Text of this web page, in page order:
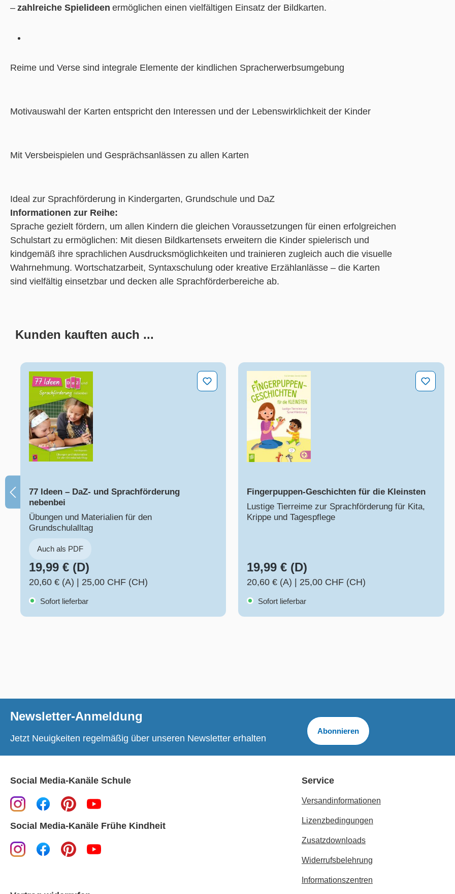
– zahlreiche Spielideen ermöglichen einen vielfältigen Einsatz der Bildkarten.
Reime und Verse sind integrale Elemente der kindlichen Spracherwerbsumgebung
Motivauswahl der Karten entspricht den Interessen und der Lebenswirklichkeit der Kinder
Mit Versbeispielen und Gesprächsanlässen zu allen Karten
Ideal zur Sprachförderung in Kindergarten, Grundschule und DaZ
Informationen zur Reihe:
Sprache gezielt fördern, um allen Kindern die gleichen Voraussetzungen für einen erfolgreichen
Schulstart zu ermöglichen: Mit diesen Bildkartensets erweitern die Kinder spielerisch und
kindgemäß ihre sprachlichen Ausdrucksmöglichkeiten und trainieren zugleich auch die visuelle
Wahrnehmung. Wortschatzarbeit, Syntaxschulung oder kreative Erzählanlässe – die Karten
sind vielfältig einsetzbar und decken alle Sprachförderbereiche ab.
Kunden kauften auch ...
77 Ideen – DaZ- und Sprachförderung nebenbei
77 Ideen – DaZ- und Sprachförderung
nebenbei
Übungen und Materialien für den
Grundschulalltag
Auch als PDF
19,99 € (D)
20,60 € (A) 25,00 CHF (CH)
Sofort lieferbar
Fingerpuppen-Geschichten für die Kleinsten
Fingerpuppen-Geschichten für die Kleinsten
Lustige Tierreime zur Sprachförderung für Kita,
Krippe und Tagespflege
19,99 € (D)
20,60 € (A) 25,00 CHF (CH)
Sofort lieferbar
Newsletter-Anmeldung
Jetzt Neuigkeiten regelmäßig über unseren Newsletter erhalten
Abonnieren
Social Media-Kanäle Schule
Social Media-Kanäle Frühe Kindheit
Service
Versandinformationen
Lizenzbedingungen
Zusatzdownloads
Widerrufsbelehrung
Informationszentren